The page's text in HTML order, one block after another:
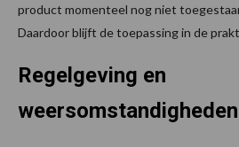
product momenteel nog niet
Daardoor blijft de toepassing in de
Regelgeving en
weersomstandigheden